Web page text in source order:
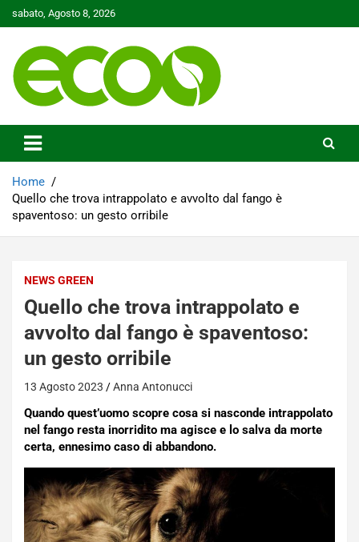
to
sabato, Agosto 8, 2026
Ecoo.it
Home
Quello che trova intrappolato e avvolto dal fango è
spaventoso: un gesto orribile
NEWS GREEN
Quello che trova intrappolato e
avvolto dal fango è spaventoso:
un gesto orribile
13 Agosto 2023 Anna Antonucci
Quando quest’uomo scopre cosa si nasconde intrappolato
nel fango resta inorridito ma agisce e lo salva da morte
certa, ennesimo caso di abbandono.